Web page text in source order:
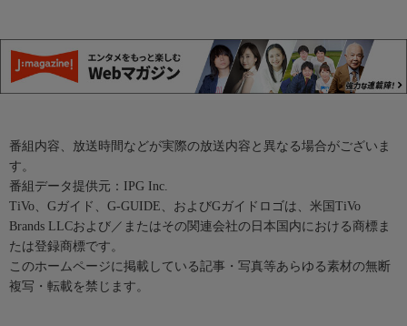
番組内容、放送時間などが実際の放送内容と異なる場合がございま
す。
番組データ提供元：IPG Inc.
TiVo、Gガイド、G-GUIDE、およびGガイドロゴは、米国TiVo
Brands LLCおよび／またはその関連会社の日本国内における商標ま
たは登録商標です。
このホームページに掲載している記事・写真等あらゆる素材の無断
複写・転載を禁じます。